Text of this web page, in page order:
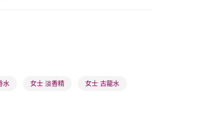
HK$300.00或以上免運費
送
水 女士 淡香精 女士 古龍水